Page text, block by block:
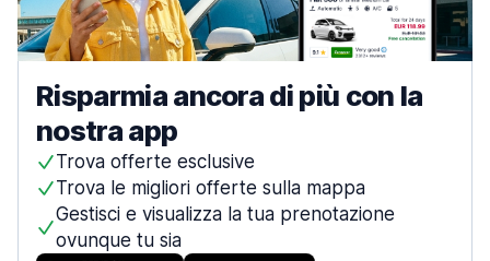
Risparmia ancora di più con la
nostra app
Trova offerte esclusive
Trova le migliori offerte sulla mappa
Gestisci e visualizza la tua prenotazione
ovunque tu sia